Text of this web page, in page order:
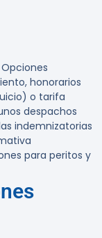
honorarios
o tarifa
despachos
indemnizatorias
para peritos y